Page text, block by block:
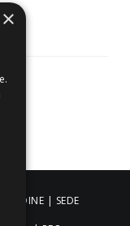
UDINE | SEDE
×